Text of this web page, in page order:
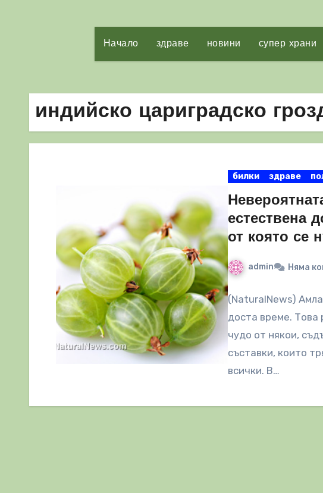
Начало здраве новини супер храни
индийско цариградско
билки здраве
естествена
от която се
admin Няма
(NaturalNews)
доста време. Това
чудо от някои,
съставки, които
всички. В…